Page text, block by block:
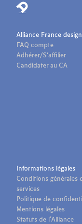
Alliance France design
FAQ compte
Adhérer/S’affilier
Candidater au CA
Informations légales
Conditions générales
services
Politique de
Mentions légales
Statuts de l’Alliance